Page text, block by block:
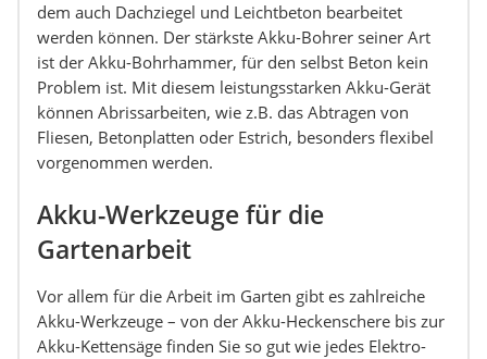
dem auch Dachziegel und Leichtbeton bearbeitet
werden können. Der stärkste Akku-Bohrer seiner Art
ist der Akku-Bohrhammer, für den selbst Beton kein
Problem ist. Mit diesem leistungsstarken Akku-Gerät
können Abrissarbeiten, wie z.B. das Abtragen von
Fliesen, Betonplatten oder Estrich, besonders flexibel
vorgenommen werden.
Akku-Werkzeuge für die
Gartenarbeit
Vor allem für die Arbeit im Garten gibt es zahlreiche
Akku-Werkzeuge – von der Akku-Heckenschere bis zur
Akku-Kettensäge finden Sie so gut wie jedes Elektro-